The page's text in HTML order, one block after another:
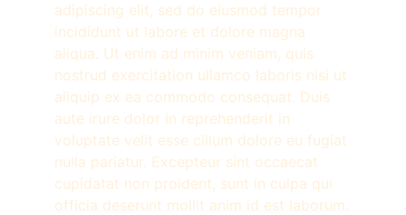
adipiscing elit, sed do eiusmod tempor
incididunt ut labore et dolore magna
aliqua. Ut enim ad minim veniam, quis
nostrud exercitation ullamco laboris nisi ut
aliquip ex ea commodo consequat. Duis
aute irure dolor in reprehenderit in
voluptate velit esse cillum dolore eu fugiat
nulla pariatur. Excepteur sint occaecat
cupidatat non proident, sunt in culpa qui
officia deserunt mollit anim id est laborum.